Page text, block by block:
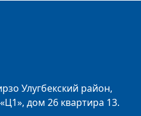
Улугбекский район,
дом 26 квартира 13.